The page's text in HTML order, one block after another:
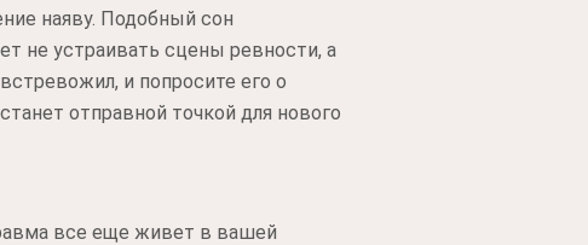
наяву. Подобный сон
не устраивать сцены ревности, а
и попросите его о
отправной точкой для нового
все еще живет в вашей